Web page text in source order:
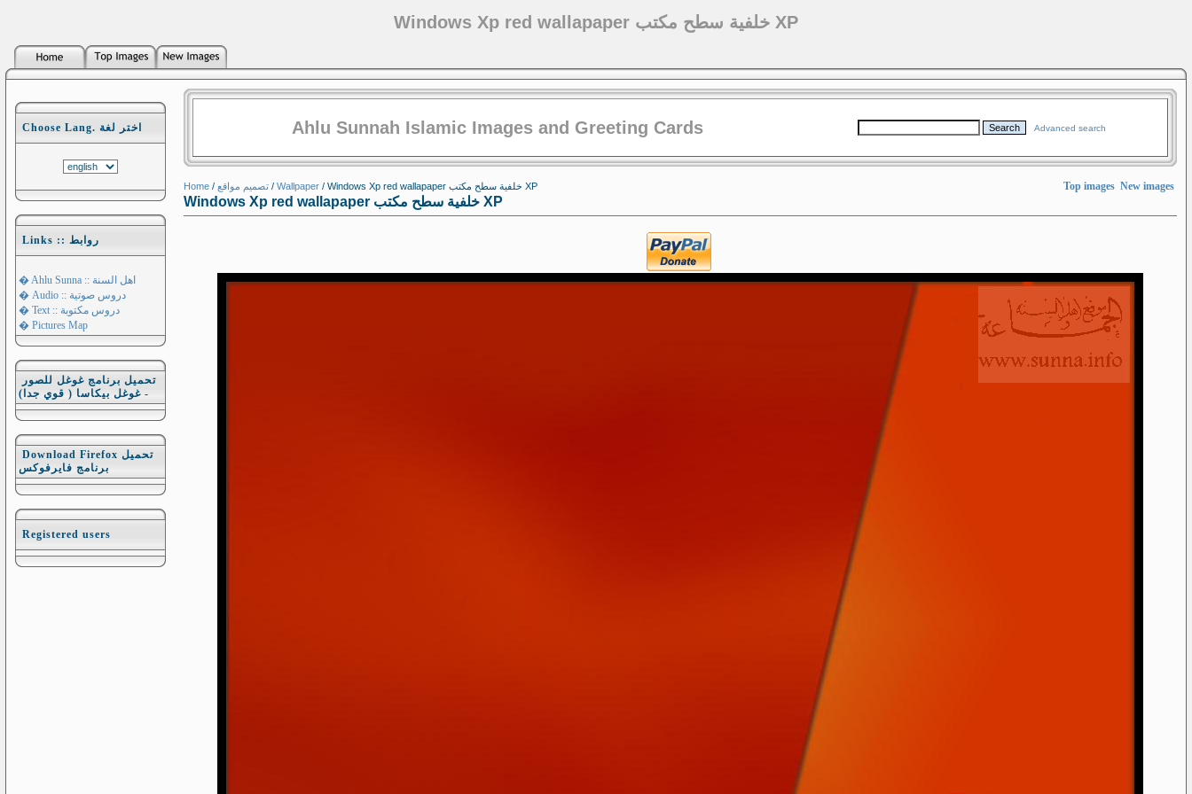
Windows Xp red wallapaper خلفية سطح مكتب XP
Choose Lang. اختر لغة
Links :: روابط
� Ahlu Sunna :: اهل السنة
� Audio :: دروس صوتية
� Text :: دروس مكتوبة
� Pictures Map
تحميل برنامج غوغل للصور
- غوغل بيكاسا ( قوي جدا)
Download Firefox تحميل
برنامج فايرفوكس
Registered users
Ahlu Sunnah Islamic Images and Greeting Cards Advanced search
Home / تصميم مواقع / Wallpaper / Windows Xp red wallapaper خلفية سطح مكتب XP Top images New images
Windows Xp red wallapaper خلفية سطح مكتب XP